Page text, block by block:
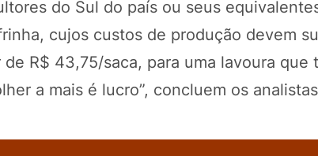
do Sul do país ou seus
cujos custos de produção devem
R$ 43,75/saca, para uma lavoura que
a mais é lucro”, concluem os